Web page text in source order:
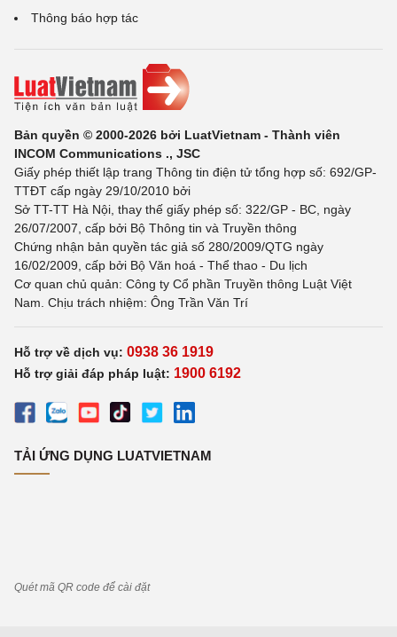
Thông báo hợp tác
Bản quyền © 2000-2026 bởi LuatVietnam - Thành viên
INCOM Communications ., JSC
Giấy phép thiết lập trang Thông tin điện tử tổng hợp số: 692/GP-
TTĐT cấp ngày 29/10/2010 bởi
Sở TT-TT Hà Nội, thay thế giấy phép số: 322/GP - BC, ngày
26/07/2007, cấp bởi Bộ Thông tin và Truyền thông
Chứng nhận bản quyền tác giả số 280/2009/QTG ngày
16/02/2009, cấp bởi Bộ Văn hoá - Thể thao - Du lịch
Cơ quan chủ quản: Công ty Cổ phần Truyền thông Luật Việt
Nam. Chịu trách nhiệm: Ông Trần Văn Trí
Hỗ trợ về dịch vụ: 0938 36 1919
Hỗ trợ giải đáp pháp luật: 1900 6192
TẢI ỨNG DỤNG LUATVIETNAM
Quét mã QR code để cài đặt